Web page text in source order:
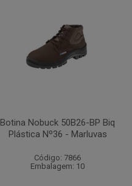
Botina Nobuck 50B26-BP Biq
Plástica Nº36 - Marluvas
Código: 7866
Embalagem: 10